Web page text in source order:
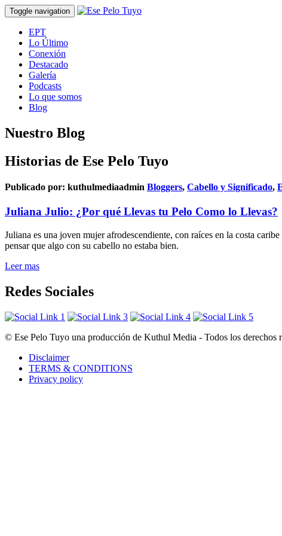
Toggle navigation
EPT
Lo Último
Conexión
Destacado
Galería
Podcasts
Lo que somos
Blog
Nuestro Blog
Historias de Ese Pelo Tuyo
Publicado por: kuthulmediaadmin Bloggers, Cabello y Significado,
Juliana Julio: ¿Por qué Llevas tu Pelo Como lo Llevas?
Juliana es una joven mujer afrodescendiente, con raíces en la costa
pensar que algo con su cabello no estaba bien.
Leer mas
Redes Sociales
© Ese Pelo Tuyo una producción de Kuthul Media - Todos los
Disclaimer
TERMS & CONDITIONS
Privacy policy